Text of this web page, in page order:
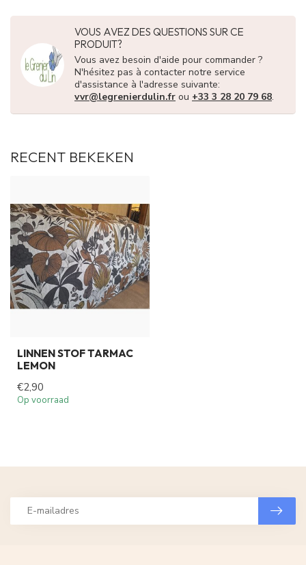
VOUS AVEZ DES QUESTIONS SUR CE
PRODUIT?
Vous avez besoin d'aide pour commander ?
N'hésitez pas à contacter notre service
d'assistance à l'adresse suivante:
vvr@legrenierdulin.fr ou +33 3 28 20 79 68.
RECENT BEKEKEN
LINNEN STOF TARMAC
LEMON
€2,90
Op voorraad